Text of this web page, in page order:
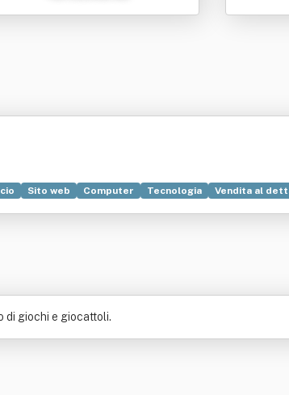
Sito web Computer Tecnologia Vendita al
di giochi e giocattoli.